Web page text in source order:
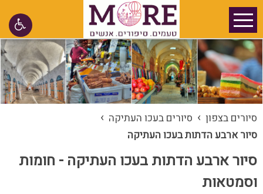
סיורים בצפון › סיורים בעכו העתיקה ›
סיור ארבע הדתות בעכו העתיקה
סיור ארבע הדתות בעכו העתיקה - חומות
וסמטאות